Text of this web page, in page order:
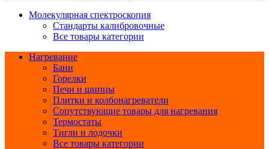
Молекулярная спектроскопия
Стандарты калибровочные
Все товары категории
Нагревание
Бани
Горелки
Печи и щипцы
Плитки и колбонагреватели
Сопутствующие товары для нагревания
Термостаты
Тигли и лодочки
Все товары категории